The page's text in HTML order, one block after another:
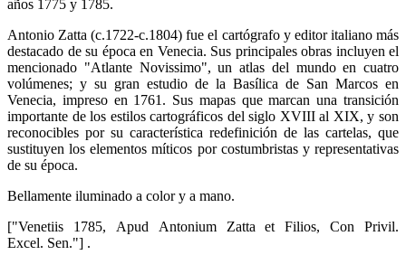
años 1775 y 1785.
Antonio Zatta (c.1722-c.1804) fue el cartógrafo y editor italiano más
destacado de su época en Venecia. Sus principales obras incluyen el
mencionado "Atlante Novissimo", un atlas del mundo en cuatro
volúmenes; y su gran estudio de la Basílica de San Marcos en
Venecia, impreso en 1761. Sus mapas que marcan una transición
importante de los estilos cartográficos del siglo XVIII al XIX, y son
reconocibles por su característica redefinición de las cartelas, que
sustituyen los elementos míticos por costumbristas y representativas
de su época.
Bellamente iluminado a color y a mano.
["Venetiis 1785, Apud Antonium Zatta et Filios, Con Privil.
Excel. Sen."] .